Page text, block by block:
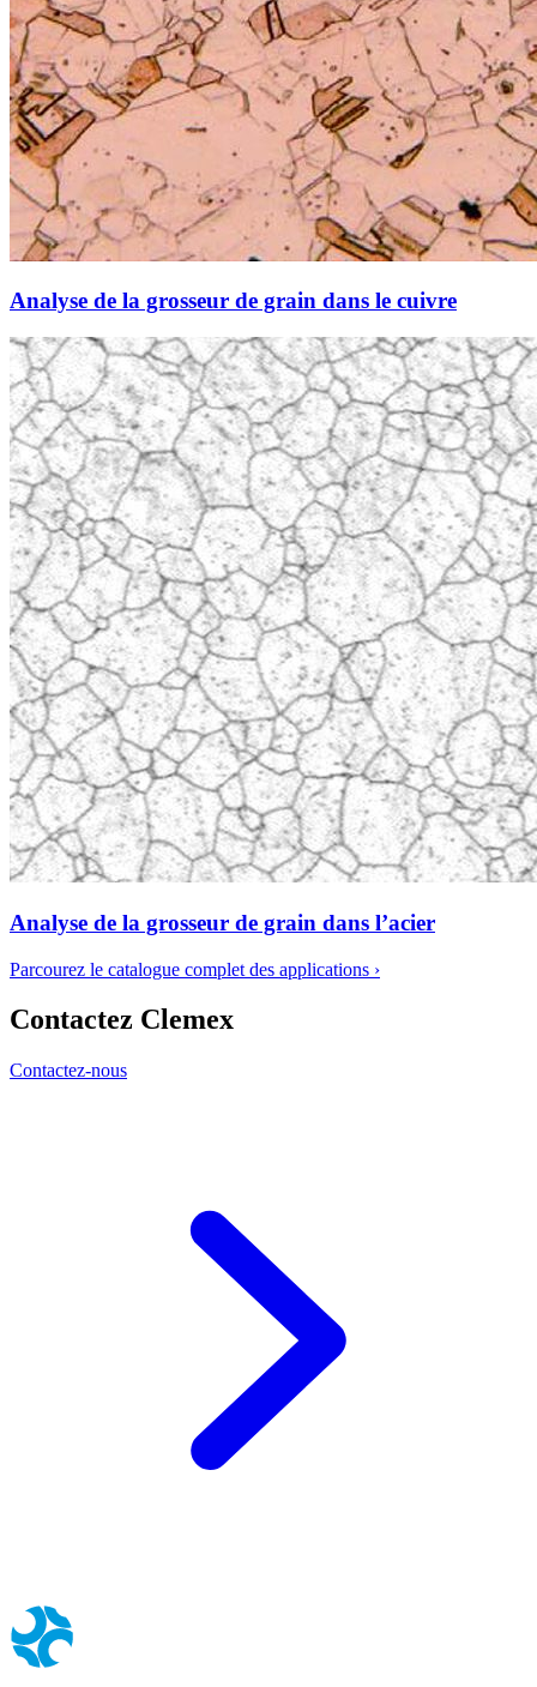
Analyse de la grosseur de grain dans le cuivre
Analyse de la grosseur de grain dans l’acier
Parcourez le catalogue complet des applications ›
Contactez Clemex
Contactez-nous